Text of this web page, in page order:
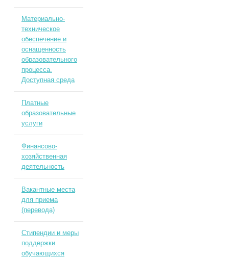
Материально-
техническое
обеспечение и
оснащенность
образовательного
процесса.
Доступная среда
Платные
образовательные
услуги
Финансово-
хозяйственная
деятельность
Вакантные места
для приема
(перевода)
Стипендии и меры
поддержки
обучающихся